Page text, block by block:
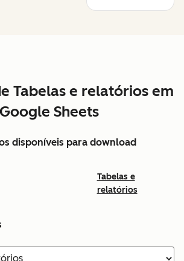
Tabelas e relatórios em
Google Sheets
disponíveis para download
Tabelas e
relatórios